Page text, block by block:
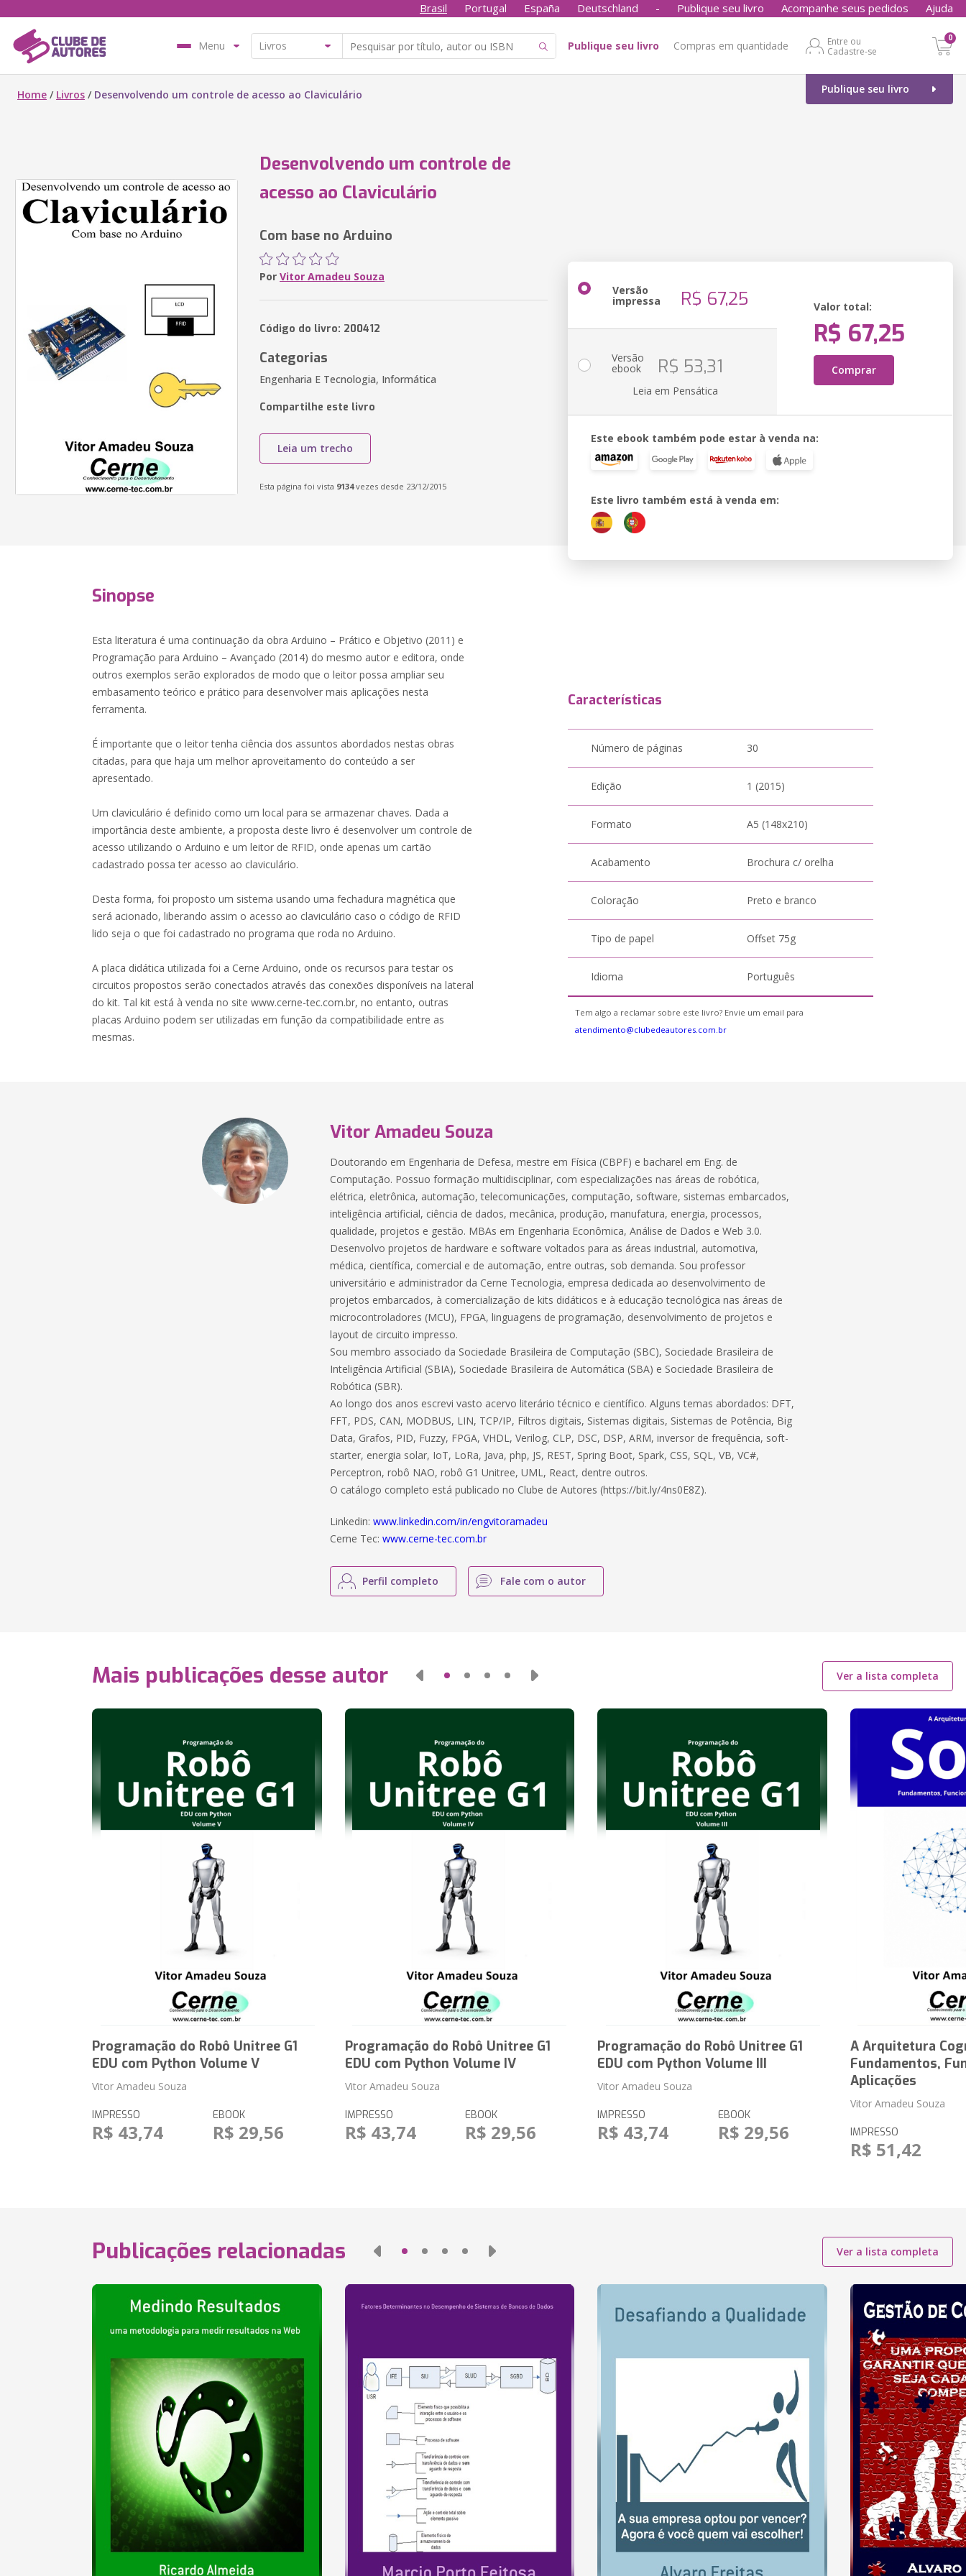
Brasil Portugal España Deutschland - Publique seu livro Acompanhe seus pedidos Ajuda
Menu Publique seu livro Compras em quantidade
Entre ou
Cadastre-se
0
Publique seu livro
Home / Livros / Desenvolvendo um controle de acesso ao Claviculário
Desenvolvendo um controle de
acesso ao Claviculário
Com base no Arduino
Por Vitor Amadeu Souza
Código do livro: 200412
Categorias
Engenharia E Tecnologia, Informática
Compartilhe este livro
Leia um trecho
Esta página foi vista 9134vezes desde 23/12/2015
Versão
impressa R$ 67,25 Valor total:
R$ 67,25
Comprar
Versão
ebook R$ 53,31
Leia em Pensática
Este ebook também pode estar à venda na:
Este livro também está à venda em:
Sinopse
Esta literatura é uma continuação da obra Arduino – Prático e Objetivo (2011) e
Programação para Arduino – Avançado (2014) do mesmo autor e editora, onde
outros exemplos serão explorados de modo que o leitor possa ampliar seu
embasamento teórico e prático para desenvolver mais aplicações nesta
ferramenta.
É importante que o leitor tenha ciência dos assuntos abordados nestas obras
citadas, para que haja um melhor aproveitamento do conteúdo a ser
apresentado.
Um claviculário é definido como um local para se armazenar chaves. Dada a
importância deste ambiente, a proposta deste livro é desenvolver um controle de
acesso utilizando o Arduino e um leitor de RFID, onde apenas um cartão
cadastrado possa ter acesso ao claviculário.
Desta forma, foi proposto um sistema usando uma fechadura magnética que
será acionado, liberando assim o acesso ao claviculário caso o código de RFID
lido seja o que foi cadastrado no programa que roda no Arduino.
A placa didática utilizada foi a Cerne Arduino, onde os recursos para testar os
circuitos propostos serão conectados através das conexões disponíveis na lateral
do kit. Tal kit está à venda no site www.cerne-tec.com.br, no entanto, outras
placas Arduino podem ser utilizadas em função da compatibilidade entre as
mesmas.
Características
Número de páginas 30
Edição 1 (2015)
Formato A5 (148x210)
Acabamento Brochura c/ orelha
Coloração Preto e branco
Tipo de papel Offset 75g
Idioma Português
Tem algo a reclamar sobre este livro? Envie um email para
atendimento@clubedeautores.com.br
Vitor Amadeu Souza
Doutorando em Engenharia de Defesa, mestre em Física (CBPF) e bacharel em Eng. de
Computação. Possuo formação multidisciplinar, com especializações nas áreas de robótica,
elétrica, eletrônica, automação, telecomunicações, computação, software, sistemas embarcados,
inteligência artificial, ciência de dados, mecânica, produção, manufatura, energia, processos,
qualidade, projetos e gestão. MBAs em Engenharia Econômica, Análise de Dados e Web 3.0.
Desenvolvo projetos de hardware e software voltados para as áreas industrial, automotiva,
médica, científica, comercial e de automação, entre outras, sob demanda. Sou professor
universitário e administrador da Cerne Tecnologia, empresa dedicada ao desenvolvimento de
projetos embarcados, à comercialização de kits didáticos e à educação tecnológica nas áreas de
microcontroladores (MCU), FPGA, linguagens de programação, desenvolvimento de projetos e
layout de circuito impresso.
Sou membro associado da Sociedade Brasileira de Computação (SBC), Sociedade Brasileira de
Inteligência Artificial (SBIA), Sociedade Brasileira de Automática (SBA) e Sociedade Brasileira de
Robótica (SBR).
Ao longo dos anos escrevi vasto acervo literário técnico e científico. Alguns temas abordados: DFT,
FFT, PDS, CAN, MODBUS, LIN, TCP/IP, Filtros digitais, Sistemas digitais, Sistemas de Potência, Big
Data, Grafos, PID, Fuzzy, FPGA, VHDL, Verilog, CLP, DSC, DSP, ARM, inversor de frequência, soft-
starter, energia solar, IoT, LoRa, Java, php, JS, REST, Spring Boot, Spark, CSS, SQL, VB, VC#,
Perceptron, robô NAO, robô G1 Unitree, UML, React, dentre outros.
O catálogo completo está publicado no Clube de Autores (https://bit.ly/4ns0E8Z).
Linkedin:www.linkedin.com/in/engvitoramadeu
Cerne Tec:www.cerne-tec.com.br
Perfil completo Fale com o autor
Mais publicações desse autor Ver a lista completa
Programação do Robô Unitree G1
EDU com Python Volume V
Vitor Amadeu Souza
IMPRESSO
R$ 43,74
EBOOK
R$ 29,56
Programação do Robô Unitree G1
EDU com Python Volume IV
Vitor Amadeu Souza
IMPRESSO
R$ 43,74
EBOOK
R$ 29,56
Programação do Robô Unitree G1
EDU com Python Volume III
Vitor Amadeu Souza
IMPRESSO
R$ 43,74
EBOOK
R$ 29,56
A Arquitetura
Fundamentos,
Aplicações
Vitor Amadeu Souza
IMPRESSO
R$ 51,42
Publicações relacionadas Ver a lista completa